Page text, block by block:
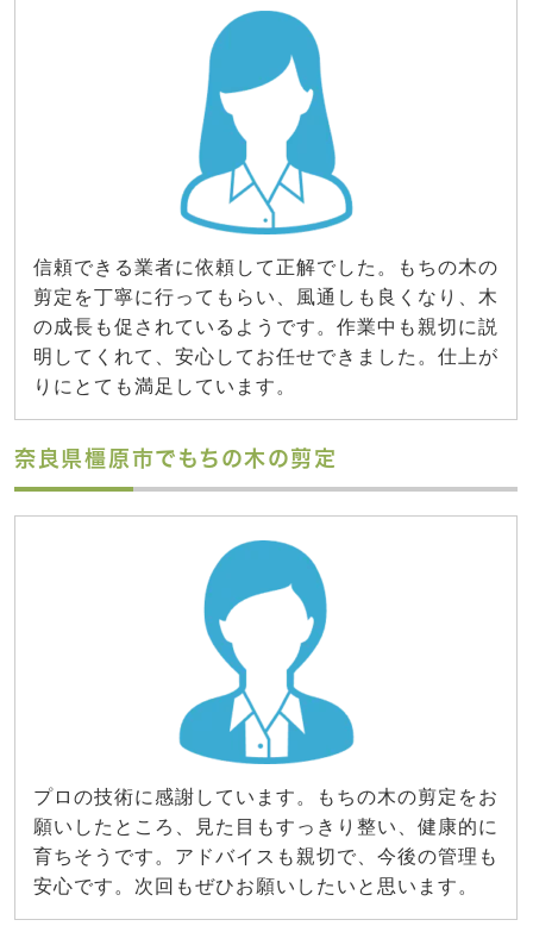
信頼できる業者に依頼して正解でした。もちの木の
剪定を丁寧に行ってもらい、風通しも良くなり、木
の成長も促されているようです。作業中も親切に説
明してくれて、安心してお任せできました。仕上が
りにとても満足しています。
奈良県橿原市でもちの木の剪定
プロの技術に感謝しています。もちの木の剪定をお
願いしたところ、見た目もすっきり整い、健康的に
育ちそうです。アドバイスも親切で、今後の管理も
安心です。次回もぜひお願いしたいと思います。